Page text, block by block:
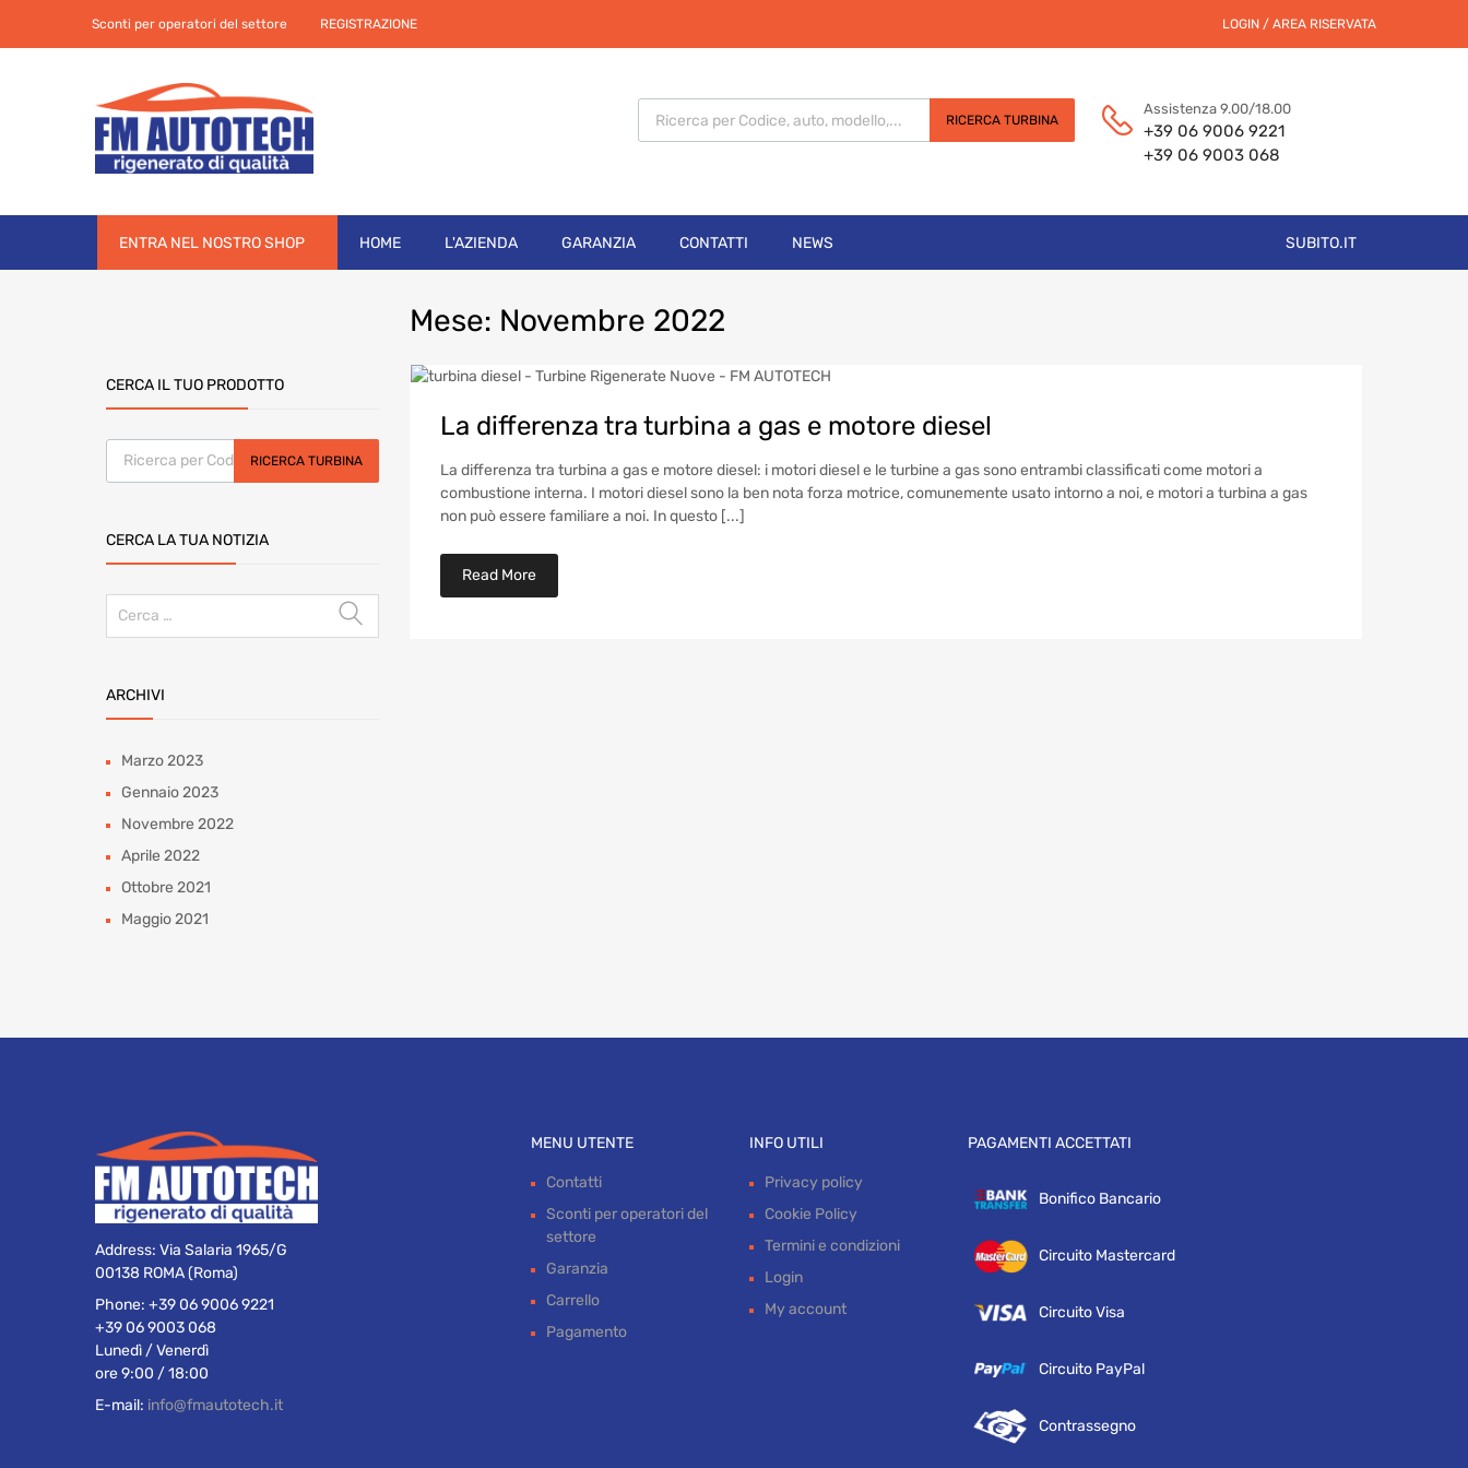
Sconti per operatori del settore REGISTRAZIONE LOGIN / AREA RISERVATA
Products search
RICERCA TURBINA
Assistenza 9.00/18.00
+39 06 9006 9221
+39 06 9003 068
content
ENTRA NEL NOSTRO SHOP HOME L'AZIENDA GARANZIA CONTATTI NEWS SUBITO.IT
Mese: Novembre 2022
La differenza tra turbina a gas e motore diesel
La differenza tra turbina a gas e motore diesel: i motori diesel e le turbine a gas sono entrambi classificati come motori a
combustione interna. I motori diesel sono la ben nota forza motrice, comunemente usato intorno a noi, e motori a turbina a gas
non può essere familiare a noi. In questo [...]
Read More
CERCA IL TUO PRODOTTO
Products search
RICERCA TURBINA
CERCA LA TUA NOTIZIA
ARCHIVI
Marzo 2023
Gennaio 2023
Novembre 2022
Aprile 2022
Ottobre 2021
Maggio 2021
Address: Via Salaria 1965/G
00138 ROMA (Roma)
Phone: +39 06 9006 9221
+39 06 9003 068
Lunedì / Venerdì
ore 9:00 / 18:00
E-mail: info@fmautotech.it
MENU UTENTE
Contatti
Sconti per operatori del
settore
Garanzia
Carrello
Pagamento
INFO UTILI
Privacy policy
Cookie Policy
Termini e condizioni
Login
My account
PAGAMENTI ACCETTATI
Bonifico Bancario
Circuito Mastercard
Circuito Visa
Circuito PayPal
Contrassegno